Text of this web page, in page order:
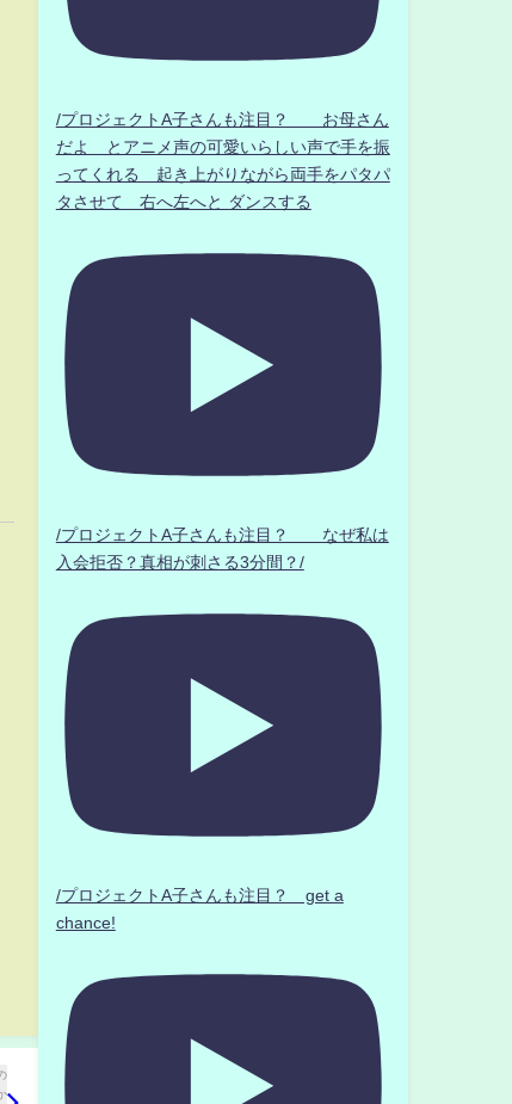
/プロジェクトA子さんも注目？ お母さん
だよ とアニメ声の可愛いらしい声で手を振
ってくれる 起き上がりながら両手をパタパ
タさせて 右へ左へと ダンスする
/プロジェクトA子さんも注目？ なぜ私は
入会拒否？真相が刺さる3分間？/
/プロジェクトA子さんも注目？ get a
chance!